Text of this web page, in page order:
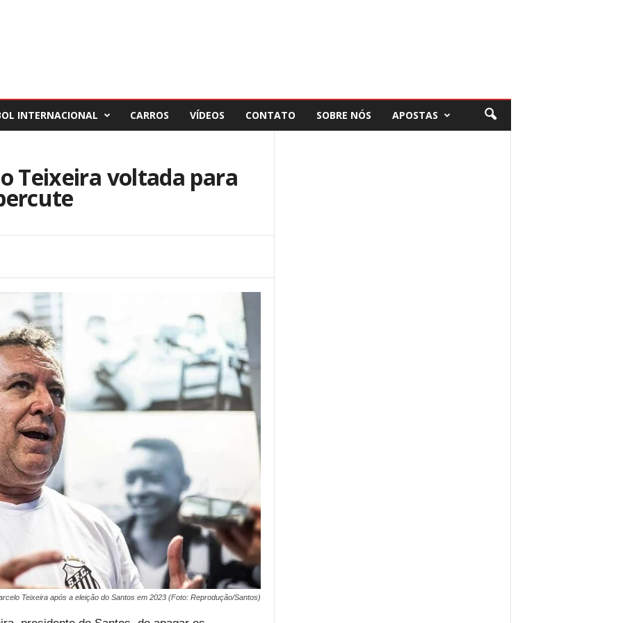
INTERNACIONAL CARROS VÍDEOS CONTATO SOBRE NÓS APOSTAS
Teixeira voltada para
Teixeira após a eleição do Santos em 2023 (Foto: Reprodução/Santos)